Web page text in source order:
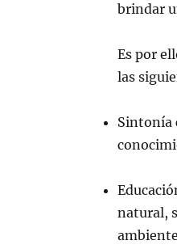
brindar
Es por
las
Sintonía
natural,